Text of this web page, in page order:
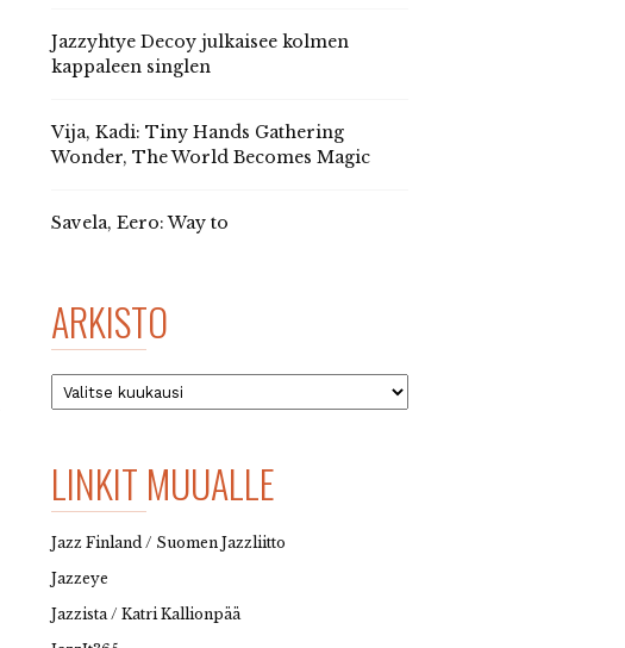
Jazzyhtye Decoy julkaisee kolmen
kappaleen singlen
Vija, Kadi: Tiny Hands Gathering
Wonder, The World Becomes Magic
Savela, Eero: Way to
ARKISTO
Arkisto
LINKIT MUUALLE
Jazz Finland / Suomen Jazzliitto
Jazzeye
Jazzista / Katri Kallionpää